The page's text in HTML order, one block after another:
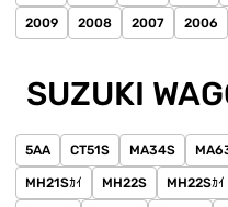
2009 2008 2007 2006
SUZUKI
5AA CT51S MA34S
MH21Sｶｲ MH22S MH22Sｶｲ